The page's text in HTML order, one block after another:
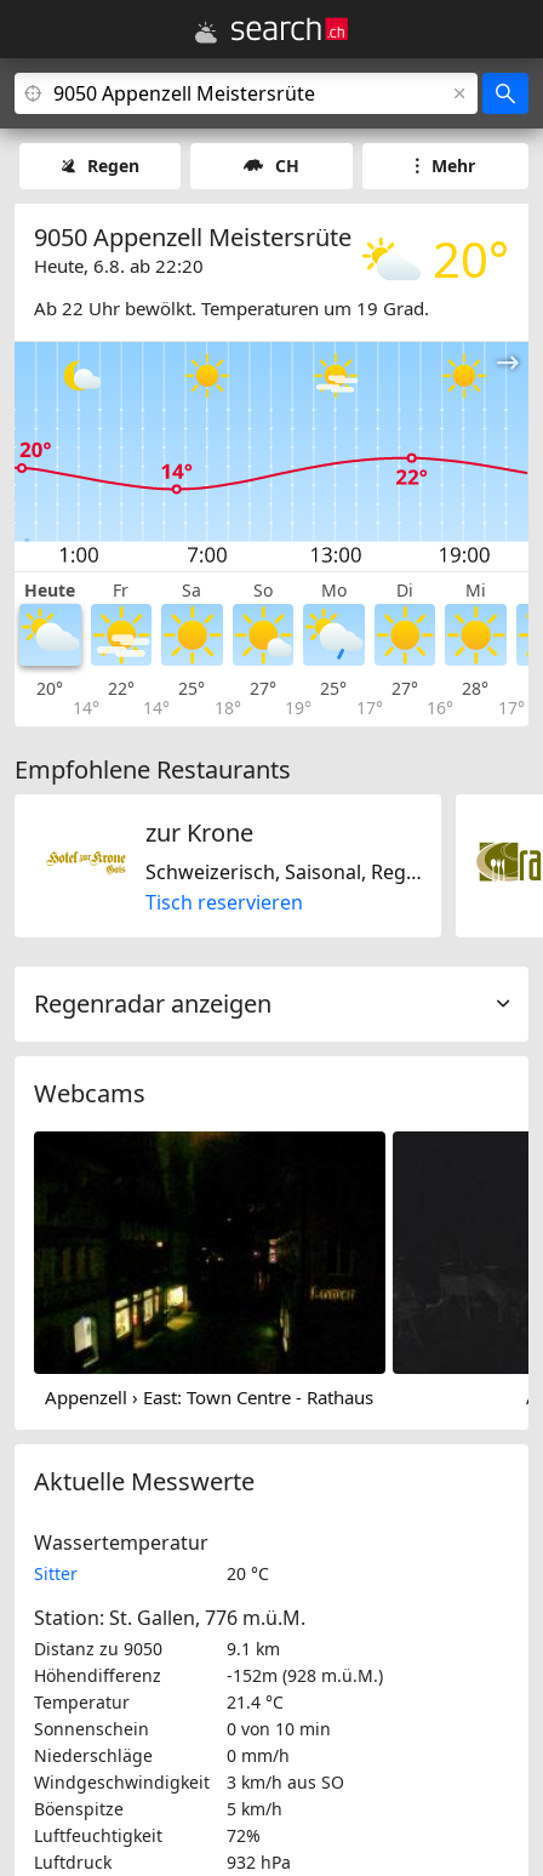
Regen CH Mehr
20°
9050 Appenzell Meistersrüte
Heute, 6.8. ab 22:20
Ab 22 Uhr bewölkt. Temperaturen um 19 Grad.
Heute Fr Sa So Mo Di Mi
20°
14°
22°
14°
25°
18°
27°
19°
25°
17°
27°
16°
28°
17°
Empfohlene Restaurants
zur Krone
Schweizerisch, Saisonal, Regional
Tisch reservieren
Regenradar anzeigen
Webcams
Appenzell › East: Town Centre - Rathaus
Aktuelle Messwerte
Wassertemperatur
Sitter 20 °C
Station: St. Gallen, 776 m.ü.M.
Distanz zu 9050
9.1 km
Höhendifferenz
-152m (928 m.ü.M.)
Temperatur
21.4 °C
Sonnenschein
0 von 10 min
Niederschläge
0 mm/h
Windgeschwindigkeit
3 km/h aus SO
Böenspitze
5 km/h
Luftfeuchtigkeit
72%
Luftdruck
932 hPa